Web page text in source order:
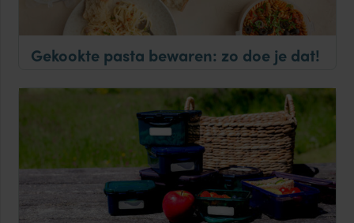
Gekookte pasta bewaren: zo doe je dat!